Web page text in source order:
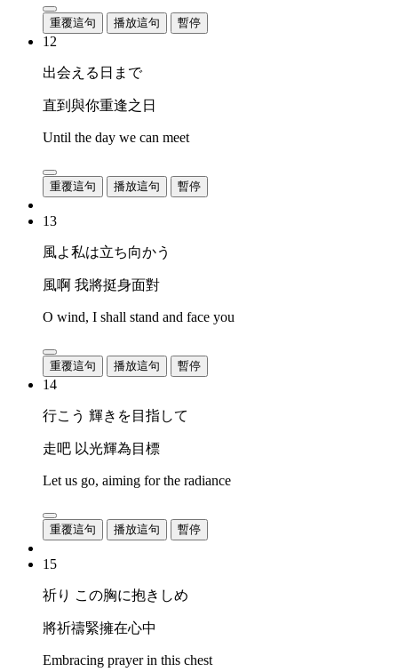
重覆這句 播放這句 暫停
12
出会える日まで
直到與你重逢之日
Until the day we can meet
重覆這句 播放這句 暫停
13
風よ私は立ち向かう
風啊 我將挺身面對
O wind, I shall stand and face you
重覆這句 播放這句 暫停
14
行こう 輝きを目指して
走吧 以光輝為目標
Let us go, aiming for the radiance
重覆這句 播放這句 暫停
15
祈り この胸に抱きしめ
將祈禱緊擁在心中
Embracing prayer in this chest